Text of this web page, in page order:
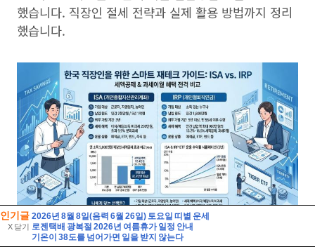
인기글
X 닫기
2026년 8월 8일(음력 6월 26일) 토요일 띠별 운세
로젠택배 광복절 2026년 여름휴가 일정 안내
기온이 38도를 넘어가면 일을 받지 않는다